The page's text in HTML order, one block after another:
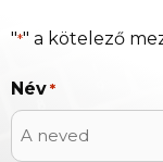
"*" a kötelező
Név *